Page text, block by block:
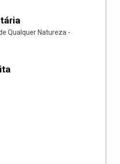
Qualquer Natureza -